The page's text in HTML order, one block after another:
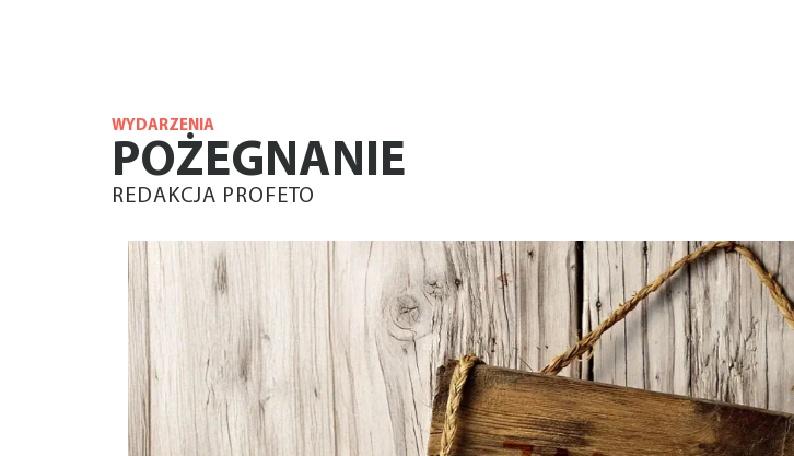
WYDARZENIA
POŻEGNANIE
REDAKCJA PROFETO